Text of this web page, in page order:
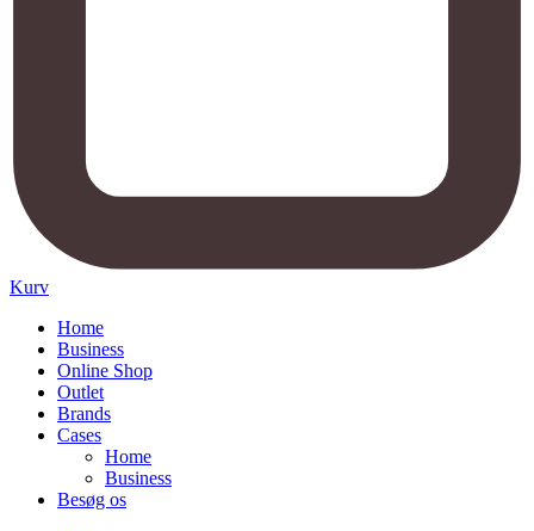
Kurv
Home
Business
Online Shop
Outlet
Brands
Cases
Home
Business
Besøg os